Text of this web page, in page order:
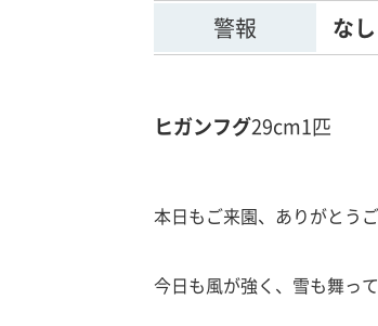
警報
なし
ヒガンフグ29cm1匹
本日もご来園、ありがとう
今日も風が強く、雪も舞っ